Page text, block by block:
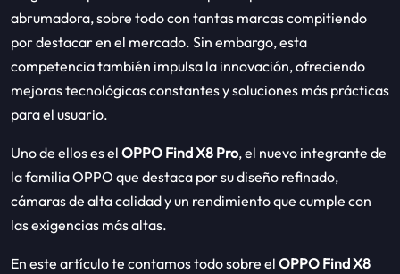
abrumadora, sobre todo con tantas marcas compitiendo
por destacar en el mercado. Sin embargo, esta
competencia también impulsa la innovación, ofreciendo
mejoras tecnológicas constantes y soluciones más prácticas
para el usuario.
Uno de ellos es el OPPO Find X8 Pro, el nuevo integrante de
la familia OPPO que destaca por su diseño refinado,
cámaras de alta calidad y un rendimiento que cumple con
las exigencias más altas.
En este artículo te contamos todo sobre el OPPO Find X8